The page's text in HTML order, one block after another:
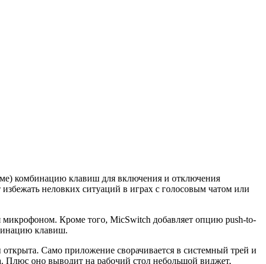
комбинацию клавиш для включения и отключения
неловких ситуаций в играх с голосовым чатом или
Кроме того, MicSwitch добавляет опцию push-to-
клавиш.
Само приложение сворачивается в системный трей и
Плюс оно выводит на рабочий стол небольшой виджет,